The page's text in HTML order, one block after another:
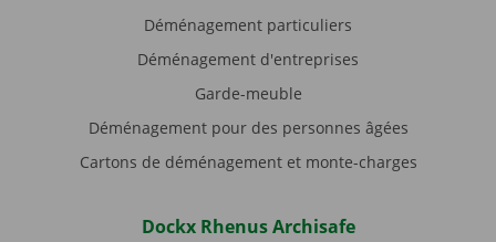
Déménagement particuliers
Déménagement d'entreprises
Garde-meuble
Déménagement pour des personnes âgées
Cartons de déménagement et monte-charges
Dockx Rhenus Archisafe